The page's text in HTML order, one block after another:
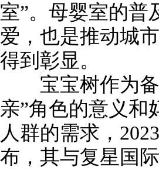
室”。母婴室的普
爱，也是推动城
得到彰显。
宝宝树作为备
亲”角色的意义和
人群的需求，
布，其与复星国